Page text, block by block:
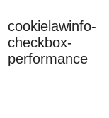
cookielawinfo-
checkbox-
performance